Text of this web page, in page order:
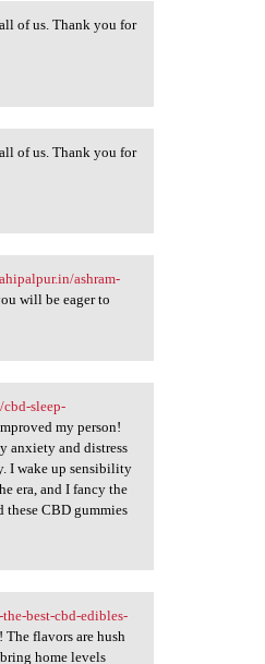
of us. Thank you for
of us. Thank you for
ashram-
will be eager to
sleep-
my person!
anxiety and distress
I wake up sensibility
era, and I fancy the
these CBD gummies
best-cbd-edibles-
flavors are hush
home levels